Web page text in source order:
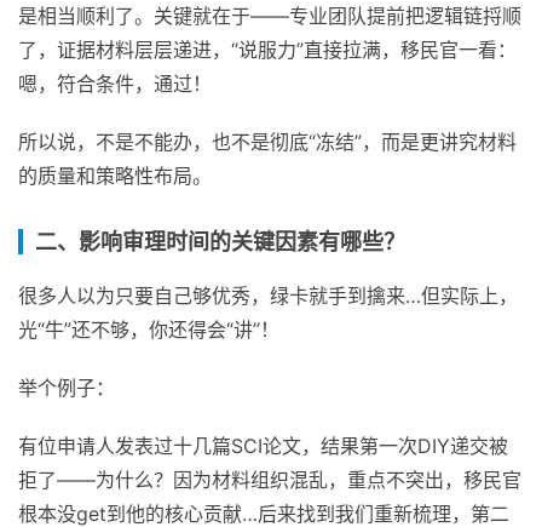
是相当顺利了。关键就在于——专业团队提前把逻辑链捋顺
了，证据材料层层递进，“说服力”直接拉满，移民官一看：
嗯，符合条件，通过！
所以说，不是不能办，也不是彻底“冻结”，而是更讲究材料
的质量和策略性布局。
二、影响审理时间的关键因素有哪些？
很多人以为只要自己够优秀，绿卡就手到擒来…但实际上，
光“牛”还不够，你还得会“讲”！
举个例子：
有位申请人发表过十几篇SCI论文，结果第一次DIY递交被
拒了——为什么？因为材料组织混乱，重点不突出，移民官
根本没get到他的核心贡献…后来找到我们重新梳理，第二